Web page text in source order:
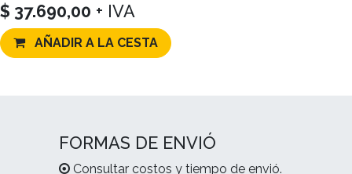
$ 37.690,00 + IVA
AÑADIR A LA CESTA
FORMAS DE ENVIÓ
Consultar costos y tiempo de envió.